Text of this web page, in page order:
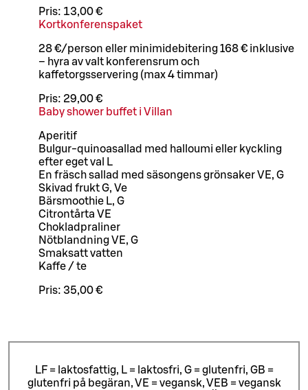
Pris: 13,00 €
Kortkonferenspaket
28 €/person eller minimidebitering 168 € inklusive
– hyra av valt konferensrum och
kaffetorgsservering (max 4 timmar)
Pris: 29,00 €
Baby shower buffet i Villan
Aperitif
Bulgur-quinoasallad med halloumi eller kyckling
efter eget val L
En fräsch sallad med säsongens grönsaker VE, G
Skivad frukt G, Ve
Bärsmoothie L, G
Citrontårta VE
Chokladpraliner
Nötblandning VE, G
Smaksatt vatten
Kaffe / te
Pris: 35,00 €
LF = laktosfattig, L = laktosfri, G = glutenfri, GB =
glutenfri på begäran, VE = vegansk, VEB = vegansk